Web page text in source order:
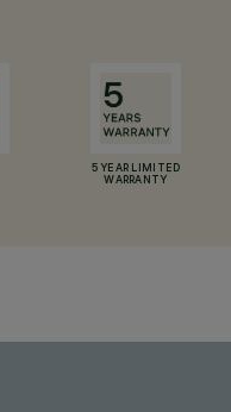
5 YEAR LIMITED
WARRANTY